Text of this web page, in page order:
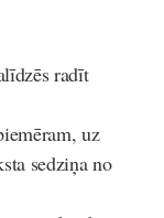
radīt
uz
sedziņa no